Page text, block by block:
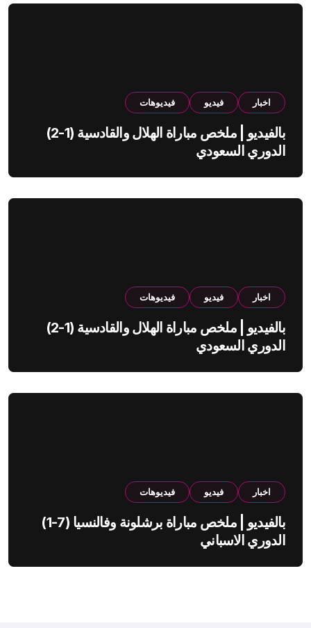
اخبار فيديو فيديوهات
بالفيديو | ملخص مباراة الهلال والقادسية (1-2)
الدوري السعودي
اخبار فيديو فيديوهات
بالفيديو | ملخص مباراة الهلال والقادسية (1-2)
الدوري السعودي
اخبار فيديو فيديوهات
بالفيديو | ملخص مباراة برشلونة وفالنسيا (7-1)
الدوري الاسباني